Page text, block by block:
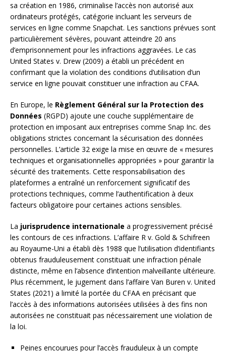
sa création en 1986, criminalise l’accès non autorisé aux
ordinateurs protégés, catégorie incluant les serveurs de
services en ligne comme Snapchat. Les sanctions prévues sont
particulièrement sévères, pouvant atteindre 20 ans
d’emprisonnement pour les infractions aggravées. Le cas
United States v. Drew (2009) a établi un précédent en
confirmant que la violation des conditions d’utilisation d’un
service en ligne pouvait constituer une infraction au CFAA.
En Europe, le Règlement Général sur la Protection des
Données (RGPD) ajoute une couche supplémentaire de
protection en imposant aux entreprises comme Snap Inc. des
obligations strictes concernant la sécurisation des données
personnelles. L’article 32 exige la mise en œuvre de « mesures
techniques et organisationnelles appropriées » pour garantir la
sécurité des traitements. Cette responsabilisation des
plateformes a entraîné un renforcement significatif des
protections techniques, comme l’authentification à deux
facteurs obligatoire pour certaines actions sensibles.
La jurisprudence internationale a progressivement précisé
les contours de ces infractions. L’affaire R v. Gold & Schifreen
au Royaume-Uni a établi dès 1988 que l’utilisation d’identifiants
obtenus frauduleusement constituait une infraction pénale
distincte, même en l’absence d’intention malveillante ultérieure.
Plus récemment, le jugement dans l’affaire Van Buren v. United
States (2021) a limité la portée du CFAA en précisant que
l’accès à des informations autorisées utilisées à des fins non
autorisées ne constituait pas nécessairement une violation de
la loi.
Peines encourues pour l’accès frauduleux à un compte